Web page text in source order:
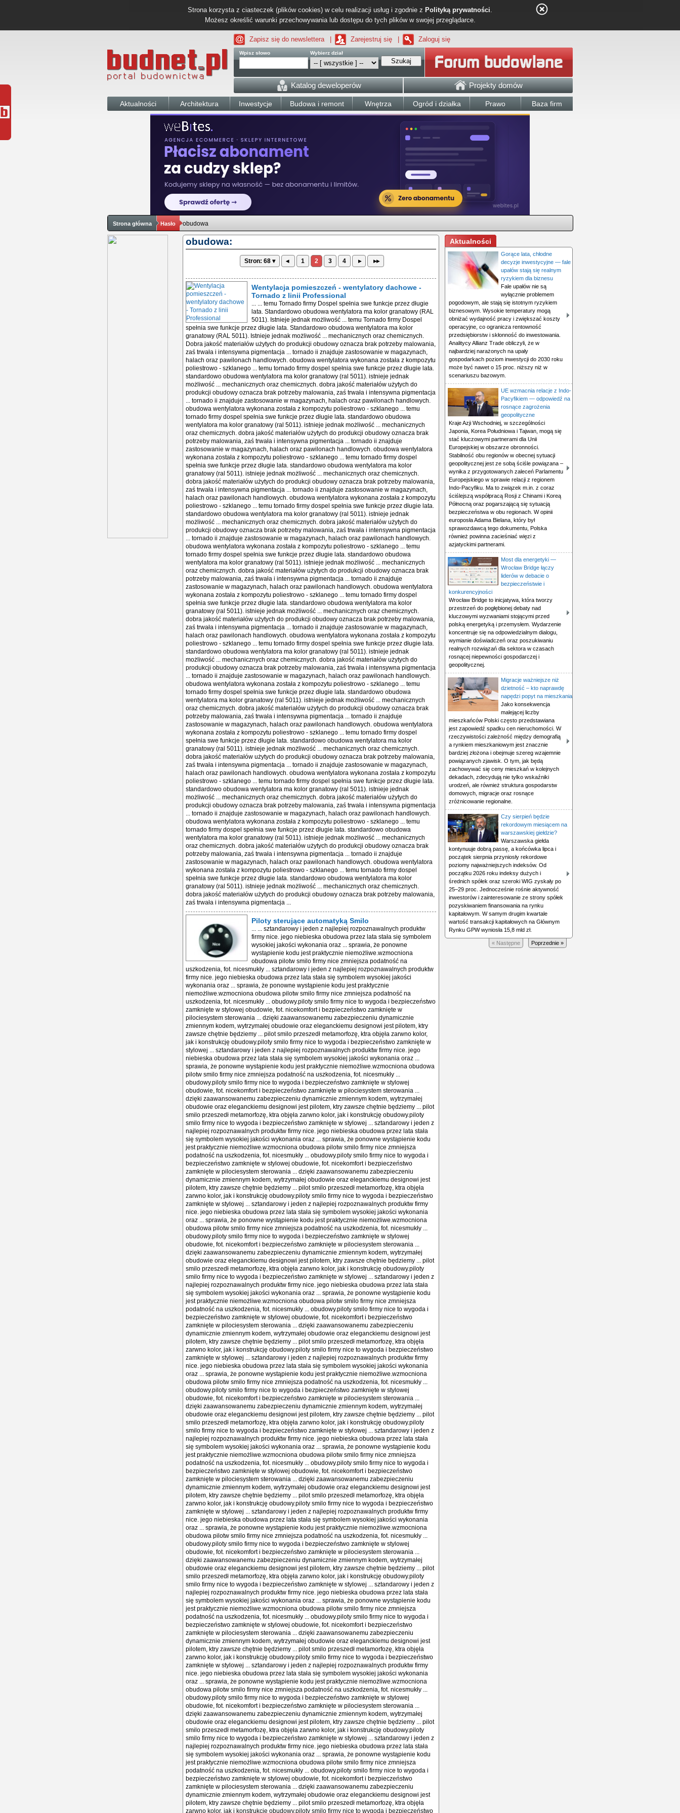
Strona korzysta z ciasteczek (plików cookies) w celu realizacji usług i zgodnie z Polityką prywatności.
Możesz określić warunki przechowywania lub dostępu do tych plików w swojej przeglądarce.
Zapisz się do newslettera Zarejestruj się Zaloguj się
Wpisz słowo Wybierz dział
Szukaj
Katalog deweloperów Projekty domów
Aktualności Architektura Inwestycje Budowa i remont Wnętrza Ogród i działka Prawo Baza firm
Strona główna Hasło obudowa
obudowa:
Stron: 68 ▾ ◂ 1 2 3 4 ▸ ▸▸
Wentylacja pomieszczeń - wentylatory dachowe -
Tornado z linii Professional
... ... temu Tornado firmy Dospel spełnia swe funkcje przez długie
lata. Standardowo obudowa wentylatora ma kolor granatowy (RAL
5011). Istnieje jednak możliwość ... temu Tornado firmy Dospel
spełnia swe funkcje przez długie lata. Standardowo obudowa wentylatora ma kolor
granatowy (RAL 5011). Istnieje jednak możliwość ... mechanicznych oraz chemicznych.
Dobra jakość materiałów użytych do produkcji obudowy oznacza brak potrzeby malowania,
zaś trwała i intensywna pigmentacja ... tornado ii znajduje zastosowanie w magazynach,
halach oraz pawilonach handlowych. obudowa wentylatora wykonana została z kompozytu
poliestrowo - szklanego ... temu tornado firmy dospel spełnia swe funkcje przez długie lata.
standardowo obudowa wentylatora ma kolor granatowy (ral 5011). istnieje jednak
możliwość ... mechanicznych oraz chemicznych. dobra jakość materiałów użytych do
produkcji obudowy oznacza brak potrzeby malowania, zaś trwała i intensywna pigmentacja
... tornado ii znajduje zastosowanie w magazynach, halach oraz pawilonach handlowych.
obudowa wentylatora wykonana została z kompozytu poliestrowo - szklanego ... temu
tornado firmy dospel spełnia swe funkcje przez długie lata. standardowo obudowa
wentylatora ma kolor granatowy (ral 5011). istnieje jednak możliwość ... mechanicznych
oraz chemicznych. dobra jakość materiałów użytych do produkcji obudowy oznacza brak
potrzeby malowania, zaś trwała i intensywna pigmentacja ... tornado ii znajduje
zastosowanie w magazynach, halach oraz pawilonach handlowych. obudowa wentylatora
wykonana została z kompozytu poliestrowo - szklanego ... temu tornado firmy dospel
spełnia swe funkcje przez długie lata. standardowo obudowa wentylatora ma kolor
granatowy (ral 5011). istnieje jednak możliwość ... mechanicznych oraz chemicznych.
dobra jakość materiałów użytych do produkcji obudowy oznacza brak potrzeby malowania,
zaś trwała i intensywna pigmentacja ... tornado ii znajduje zastosowanie w magazynach,
halach oraz pawilonach handlowych. obudowa wentylatora wykonana została z kompozytu
poliestrowo - szklanego ... temu tornado firmy dospel spełnia swe funkcje przez długie lata.
standardowo obudowa wentylatora ma kolor granatowy (ral 5011). istnieje jednak
możliwość ... mechanicznych oraz chemicznych. dobra jakość materiałów użytych do
produkcji obudowy oznacza brak potrzeby malowania, zaś trwała i intensywna pigmentacja
... tornado ii znajduje zastosowanie w magazynach, halach oraz pawilonach handlowych.
obudowa wentylatora wykonana została z kompozytu poliestrowo - szklanego ... temu
tornado firmy dospel spełnia swe funkcje przez długie lata. standardowo obudowa
wentylatora ma kolor granatowy (ral 5011). istnieje jednak możliwość ... mechanicznych
oraz chemicznych. dobra jakość materiałów użytych do produkcji obudowy oznacza brak
potrzeby malowania, zaś trwała i intensywna pigmentacja ... tornado ii znajduje
zastosowanie w magazynach, halach oraz pawilonach handlowych. obudowa wentylatora
wykonana została z kompozytu poliestrowo - szklanego ... temu tornado firmy dospel
spełnia swe funkcje przez długie lata. standardowo obudowa wentylatora ma kolor
granatowy (ral 5011). istnieje jednak możliwość ... mechanicznych oraz chemicznych.
dobra jakość materiałów użytych do produkcji obudowy oznacza brak potrzeby malowania,
zaś trwała i intensywna pigmentacja ... tornado ii znajduje zastosowanie w magazynach,
halach oraz pawilonach handlowych. obudowa wentylatora wykonana została z kompozytu
poliestrowo - szklanego ... temu tornado firmy dospel spełnia swe funkcje przez długie lata.
standardowo obudowa wentylatora ma kolor granatowy (ral 5011). istnieje jednak
możliwość ... mechanicznych oraz chemicznych. dobra jakość materiałów użytych do
produkcji obudowy oznacza brak potrzeby malowania, zaś trwała i intensywna pigmentacja
... tornado ii znajduje zastosowanie w magazynach, halach oraz pawilonach handlowych.
obudowa wentylatora wykonana została z kompozytu poliestrowo - szklanego ... temu
tornado firmy dospel spełnia swe funkcje przez długie lata. standardowo obudowa
wentylatora ma kolor granatowy (ral 5011). istnieje jednak możliwość ... mechanicznych
oraz chemicznych. dobra jakość materiałów użytych do produkcji obudowy oznacza brak
potrzeby malowania, zaś trwała i intensywna pigmentacja ... tornado ii znajduje
zastosowanie w magazynach, halach oraz pawilonach handlowych. obudowa wentylatora
wykonana została z kompozytu poliestrowo - szklanego ... temu tornado firmy dospel
spełnia swe funkcje przez długie lata. standardowo obudowa wentylatora ma kolor
granatowy (ral 5011). istnieje jednak możliwość ... mechanicznych oraz chemicznych.
dobra jakość materiałów użytych do produkcji obudowy oznacza brak potrzeby malowania,
zaś trwała i intensywna pigmentacja ... tornado ii znajduje zastosowanie w magazynach,
halach oraz pawilonach handlowych. obudowa wentylatora wykonana została z kompozytu
poliestrowo - szklanego ... temu tornado firmy dospel spełnia swe funkcje przez długie lata.
standardowo obudowa wentylatora ma kolor granatowy (ral 5011). istnieje jednak
możliwość ... mechanicznych oraz chemicznych. dobra jakość materiałów użytych do
produkcji obudowy oznacza brak potrzeby malowania, zaś trwała i intensywna pigmentacja
... tornado ii znajduje zastosowanie w magazynach, halach oraz pawilonach handlowych.
obudowa wentylatora wykonana została z kompozytu poliestrowo - szklanego ... temu
tornado firmy dospel spełnia swe funkcje przez długie lata. standardowo obudowa
wentylatora ma kolor granatowy (ral 5011). istnieje jednak możliwość ... mechanicznych
oraz chemicznych. dobra jakość materiałów użytych do produkcji obudowy oznacza brak
potrzeby malowania, zaś trwała i intensywna pigmentacja ... tornado ii znajduje
zastosowanie w magazynach, halach oraz pawilonach handlowych. obudowa wentylatora
wykonana została z kompozytu poliestrowo - szklanego ... temu tornado firmy dospel
spełnia swe funkcje przez długie lata. standardowo obudowa wentylatora ma kolor
granatowy (ral 5011). istnieje jednak możliwość ... mechanicznych oraz chemicznych.
dobra jakość materiałów użytych do produkcji obudowy oznacza brak potrzeby malowania,
zaś trwała i intensywna pigmentacja ...
Piloty sterujące automatyką Smilo
... ... sztandarowy i jeden z najlepiej rozpoznawalnych produktw firmy nice. jego niebieska obudowa przez lata stała się symbolem wysokiej jakości wykonania oraz ... sprawia, że ponowne wystąpienie kodu jest praktycznie niemożliwe.wzmocniona obudowa pilotw smilo firmy nice zmniejsza podatność na uszkodzenia, fot. nicesmukły ... sztandarowy i jeden z najlepiej rozpoznawalnych produktw firmy nice. jego niebieska obudowa przez lata stała się symbolem wysokiej jakości wykonania oraz ... sprawia, że ponowne wystąpienie kodu jest praktycznie niemożliwe.wzmocniona obudowa pilotw smilo firmy nice zmniejsza podatność na uszkodzenia, fot. nicesmukły ... obudowy.piloty smilo firmy nice to wygoda i bezpieczeństwo zamknięte w stylowej obudowie, fot. nicekomfort i bezpieczeństwo zamknięte w pilociesystem sterowania ... dzięki zaawansowanemu zabezpieczeniu dynamicznie zmiennym kodem, wytrzymałej obudowie oraz eleganckiemu designowi jest pilotem, ktry zawsze chętnie będziemy ... pilot smilo przeszedł metamorfozę, ktra objęła zarwno kolor, jak i konstrukcję obudowy.piloty smilo firmy nice to wygoda i bezpieczeństwo zamknięte w stylowej ... sztandarowy i jeden z najlepiej rozpoznawalnych produktw firmy nice. jego niebieska obudowa przez lata stała się symbolem wysokiej jakości wykonania oraz ... sprawia, że ponowne wystąpienie kodu jest praktycznie niemożliwe.wzmocniona obudowa pilotw smilo firmy nice zmniejsza podatność na uszkodzenia, fot. nicesmukły ... obudowy.piloty smilo firmy nice to wygoda i bezpieczeństwo zamknięte w stylowej obudowie, fot. nicekomfort i bezpieczeństwo zamknięte w pilociesystem sterowania ... dzięki zaawansowanemu zabezpieczeniu dynamicznie zmiennym kodem, wytrzymałej obudowie oraz eleganckiemu designowi jest pilotem, ktry zawsze chętnie będziemy ... pilot smilo przeszedł metamorfozę, ktra objęła zarwno kolor, jak i konstrukcję obudowy.piloty smilo firmy nice to wygoda i bezpieczeństwo zamknięte w stylowej ... sztandarowy i jeden z najlepiej rozpoznawalnych produktw firmy nice. jego niebieska obudowa przez lata stała się symbolem wysokiej jakości wykonania oraz ... sprawia, że ponowne wystąpienie kodu jest praktycznie niemożliwe.wzmocniona obudowa pilotw smilo firmy nice zmniejsza podatność na uszkodzenia, fot. nicesmukły ... obudowy.piloty smilo firmy nice to wygoda i bezpieczeństwo zamknięte w stylowej obudowie, fot. nicekomfort i bezpieczeństwo zamknięte w pilociesystem sterowania ... dzięki zaawansowanemu zabezpieczeniu dynamicznie zmiennym kodem, wytrzymałej obudowie oraz eleganckiemu designowi jest pilotem, ktry zawsze chętnie będziemy ... pilot smilo przeszedł metamorfozę, ktra objęła zarwno kolor, jak i konstrukcję obudowy.piloty smilo firmy nice to wygoda i bezpieczeństwo zamknięte w stylowej ... sztandarowy i jeden z najlepiej rozpoznawalnych produktw firmy nice. jego niebieska obudowa przez lata stała się symbolem wysokiej jakości wykonania oraz ... sprawia, że ponowne wystąpienie kodu jest praktycznie niemożliwe.wzmocniona obudowa pilotw smilo firmy nice zmniejsza podatność na uszkodzenia, fot. nicesmukły ... obudowy.piloty smilo firmy nice to wygoda i bezpieczeństwo zamknięte w stylowej obudowie, fot. nicekomfort i bezpieczeństwo zamknięte w pilociesystem sterowania ... dzięki zaawansowanemu zabezpieczeniu dynamicznie zmiennym kodem, wytrzymałej obudowie oraz eleganckiemu designowi jest pilotem, ktry zawsze chętnie będziemy ... pilot smilo przeszedł metamorfozę, ktra objęła zarwno kolor, jak i konstrukcję obudowy.piloty smilo firmy nice to wygoda i bezpieczeństwo zamknięte w stylowej ... sztandarowy i jeden z najlepiej rozpoznawalnych produktw firmy nice. jego niebieska obudowa przez lata stała się symbolem wysokiej jakości wykonania oraz ... sprawia, że ponowne wystąpienie kodu jest praktycznie niemożliwe.wzmocniona obudowa pilotw smilo firmy nice zmniejsza podatność na uszkodzenia, fot. nicesmukły ... obudowy.piloty smilo firmy nice to wygoda i bezpieczeństwo zamknięte w stylowej obudowie, fot. nicekomfort i bezpieczeństwo zamknięte w pilociesystem sterowania ... dzięki zaawansowanemu zabezpieczeniu dynamicznie zmiennym kodem, wytrzymałej obudowie oraz eleganckiemu designowi jest pilotem, ktry zawsze chętnie będziemy ... pilot smilo przeszedł metamorfozę, ktra objęła zarwno kolor, jak i konstrukcję obudowy.piloty smilo firmy nice to wygoda i bezpieczeństwo zamknięte w stylowej ... sztandarowy i jeden z najlepiej rozpoznawalnych produktw firmy nice. jego niebieska obudowa przez lata stała się symbolem wysokiej jakości wykonania oraz ... sprawia, że ponowne wystąpienie kodu jest praktycznie niemożliwe.wzmocniona obudowa pilotw smilo firmy nice zmniejsza podatność na uszkodzenia, fot. nicesmukły ... obudowy.piloty smilo firmy nice to wygoda i bezpieczeństwo zamknięte w stylowej obudowie, fot. nicekomfort i bezpieczeństwo zamknięte w pilociesystem sterowania ... dzięki zaawansowanemu zabezpieczeniu dynamicznie zmiennym kodem, wytrzymałej obudowie oraz eleganckiemu designowi jest pilotem, ktry zawsze chętnie będziemy ... pilot smilo przeszedł metamorfozę, ktra objęła zarwno kolor, jak i konstrukcję obudowy.piloty smilo firmy nice to wygoda i bezpieczeństwo zamknięte w stylowej ... sztandarowy i jeden z najlepiej rozpoznawalnych produktw firmy nice. jego niebieska obudowa przez lata stała się symbolem wysokiej jakości wykonania oraz ... sprawia, że ponowne wystąpienie kodu jest praktycznie niemożliwe.wzmocniona obudowa pilotw smilo firmy nice zmniejsza podatność na uszkodzenia, fot. nicesmukły ... obudowy.piloty smilo firmy nice to wygoda i bezpieczeństwo zamknięte w stylowej obudowie, fot. nicekomfort i bezpieczeństwo zamknięte w pilociesystem sterowania ... dzięki zaawansowanemu zabezpieczeniu dynamicznie zmiennym kodem, wytrzymałej obudowie oraz eleganckiemu designowi jest pilotem, ktry zawsze chętnie będziemy ... pilot smilo przeszedł metamorfozę, ktra objęła zarwno kolor, jak i konstrukcję obudowy.piloty smilo firmy nice to wygoda i bezpieczeństwo zamknięte w stylowej ... sztandarowy i jeden z najlepiej rozpoznawalnych produktw firmy nice. jego niebieska obudowa przez lata stała się symbolem wysokiej jakości wykonania oraz ... sprawia, że ponowne wystąpienie kodu jest praktycznie niemożliwe.wzmocniona obudowa pilotw smilo firmy nice zmniejsza podatność na uszkodzenia, fot. nicesmukły ... obudowy.piloty smilo firmy nice to wygoda i bezpieczeństwo zamknięte w stylowej obudowie, fot. nicekomfort i bezpieczeństwo zamknięte w pilociesystem sterowania ... dzięki zaawansowanemu zabezpieczeniu dynamicznie zmiennym kodem, wytrzymałej obudowie oraz eleganckiemu designowi jest pilotem, ktry zawsze chętnie będziemy ... pilot smilo przeszedł metamorfozę, ktra objęła zarwno kolor, jak i konstrukcję obudowy.piloty smilo firmy nice to wygoda i bezpieczeństwo zamknięte w stylowej ... sztandarowy i jeden z najlepiej rozpoznawalnych produktw firmy nice. jego niebieska obudowa przez lata stała się symbolem wysokiej jakości wykonania oraz ... sprawia, że ponowne wystąpienie kodu jest praktycznie niemożliwe.wzmocniona obudowa pilotw smilo firmy nice zmniejsza podatność na uszkodzenia, fot. nicesmukły ... obudowy.piloty smilo firmy nice to wygoda i bezpieczeństwo zamknięte w stylowej obudowie, fot. nicekomfort i bezpieczeństwo zamknięte w pilociesystem sterowania ... dzięki zaawansowanemu zabezpieczeniu dynamicznie zmiennym kodem, wytrzymałej obudowie oraz eleganckiemu designowi jest pilotem, ktry zawsze chętnie będziemy ... pilot smilo przeszedł metamorfozę, ktra objęła zarwno kolor, jak i konstrukcję obudowy.piloty smilo firmy nice to wygoda i bezpieczeństwo zamknięte w stylowej ... sztandarowy i jeden z najlepiej rozpoznawalnych produktw firmy nice. jego niebieska obudowa przez lata stała się symbolem wysokiej jakości wykonania oraz ... sprawia, że ponowne wystąpienie kodu jest praktycznie niemożliwe.wzmocniona obudowa pilotw smilo firmy nice zmniejsza podatność na uszkodzenia, fot. nicesmukły ... obudowy.piloty smilo firmy nice to wygoda i bezpieczeństwo zamknięte w stylowej obudowie, fot. nicekomfort i bezpieczeństwo zamknięte w pilociesystem sterowania ... dzięki zaawansowanemu zabezpieczeniu dynamicznie zmiennym kodem, wytrzymałej obudowie oraz eleganckiemu designowi jest pilotem, ktry zawsze chętnie będziemy ... pilot smilo przeszedł metamorfozę, ktra objęła zarwno kolor, jak i konstrukcję obudowy.piloty smilo firmy nice to wygoda i bezpieczeństwo zamknięte w stylowej ... sztandarowy i jeden z najlepiej rozpoznawalnych produktw firmy nice. jego niebieska obudowa przez lata stała się symbolem wysokiej jakości wykonania oraz ... sprawia, że ponowne wystąpienie kodu jest praktycznie niemożliwe.wzmocniona obudowa pilotw smilo firmy nice zmniejsza podatność na uszkodzenia, fot. nicesmukły ... obudowy.piloty smilo firmy nice to wygoda i bezpieczeństwo zamknięte w stylowej obudowie, fot. nicekomfort i bezpieczeństwo zamknięte w pilociesystem sterowania ... dzięki zaawansowanemu zabezpieczeniu dynamicznie zmiennym kodem, wytrzymałej obudowie oraz eleganckiemu designowi jest pilotem, ktry zawsze chętnie będziemy ... pilot smilo przeszedł metamorfozę, ktra objęła zarwno kolor, jak i konstrukcję obudowy.piloty smilo firmy nice to wygoda i bezpieczeństwo zamknięte w stylowej ... sztandarowy i jeden z najlepiej rozpoznawalnych produktw firmy nice. jego niebieska obudowa przez lata stała się symbolem wysokiej jakości wykonania oraz ... sprawia, że ponowne wystąpienie kodu jest praktycznie niemożliwe.wzmocniona obudowa pilotw smilo firmy nice zmniejsza podatność na uszkodzenia, fot. nicesmukły ... obudowy.piloty smilo firmy nice to wygoda i bezpieczeństwo zamknięte w stylowej obudowie, fot. nicekomfort i bezpieczeństwo zamknięte w pilociesystem sterowania ... dzięki zaawansowanemu zabezpieczeniu dynamicznie zmiennym kodem, wytrzymałej obudowie oraz eleganckiemu designowi jest pilotem, ktry zawsze chętnie będziemy ... pilot smilo przeszedł metamorfozę, ktra objęła zarwno kolor, jak i konstrukcję obudowy.piloty smilo
Aktualności
Gorące lata, chłodne
decyzje inwestycyjne — fale
upałów stają się realnym
ryzykiem dla biznesu
Fale upałów nie są
wyłącznie problemem
pogodowym, ale stają się istotnym ryzykiem
biznesowym. Wysokie temperatury mogą
obniżać wydajność pracy i zwiększać koszty
operacyjne, co ogranicza rentowność
przedsiębiorstw i skłonność do inwestowania.
Analitycy Allianz Trade obliczyli, że w
najbardziej narażonych na upały
gospodarkach poziom inwestycji do 2030 roku
może być nawet o 15 proc. niższy niż w
scenariuszu bazowym.
UE wzmacnia relacje z Indo-
Pacyfikiem — odpowiedź na
rosnące zagrożenia
geopolityczne
Kraje Azji Wschodniej, w szczególności
Japonia, Korea Południowa i Tajwan, mogą się
stać kluczowymi partnerami dla Unii
Europejskiej w obszarze obronności.
Stabilność obu regionów w obecnej sytuacji
geopolitycznej jest ze sobą ściśle powiązana –
wynika z przygotowanych zaleceń Parlamentu
Europejskiego w sprawie relacji z regionem
Indo-Pacyfiku. Ma to związek m.in. z coraz
ściślejszą współpracą Rosji z Chinami i Koreą
Północną oraz pogarszającą się sytuacją
bezpieczeństwa w obu regionach. W opinii
europosła Adama Bielana, który był
sprawozdawcą tego dokumentu, Polska
również powinna zacieśniać więzi z
azjatyckimi partnerami.
Most dla energetyki —
Wrocław Bridge łączy
liderów w debacie o
bezpieczeństwie i
konkurencyjności
Wrocław Bridge to inicjatywa, która tworzy
przestrzeń do pogłębionej debaty nad
kluczowymi wyzwaniami stojącymi przed
polską energetyką i przemysłem. Wydarzenie
koncentruje się na odpowiedzialnym dialogu,
wymianie doświadczeń oraz poszukiwaniu
realnych rozwiązań dla sektora w czasach
rosnącej niepewności gospodarczej i
geopolitycznej.
Migracje ważniejsze niż
dzietność – kto naprawdę
napędzi popyt na mieszkania
Jako konsekwencja
malejącej liczby
mieszkańców Polski często przedstawiana
jest zapowiedź spadku cen nieruchomości. W
rzeczywistości zależność między demografią
a rynkiem mieszkaniowym jest znacznie
bardziej złożona i obejmuje szereg wzajemnie
powiązanych zjawisk. O tym, jak będą
zachowywać się ceny mieszkań w kolejnych
dekadach, zdecydują nie tylko wskaźniki
urodzeń, ale również struktura gospodarstw
domowych, migracje oraz rosnące
zróżnicowanie regionalne.
Czy sierpień będzie
rekordowym miesiącem na
warszawskiej giełdzie?
Warszawska giełda
kontynuuje dobrą passę, a końcówka lipca i
początek sierpnia przyniosły rekordowe
poziomy najważniejszych indeksów. Od
początku 2026 roku indeksy dużych i
średnich spółek oraz szeroki WIG zyskały po
25–29 proc. Jednocześnie rośnie aktywność
inwestorów i zainteresowanie ze strony spółek
pozyskiwaniem finansowania na rynku
kapitałowym. W samym drugim kwartale
wartość transakcji kapitałowych na Głównym
Rynku GPW wyniosła 15,8 mld zł.
Poprzednie »
« Następne